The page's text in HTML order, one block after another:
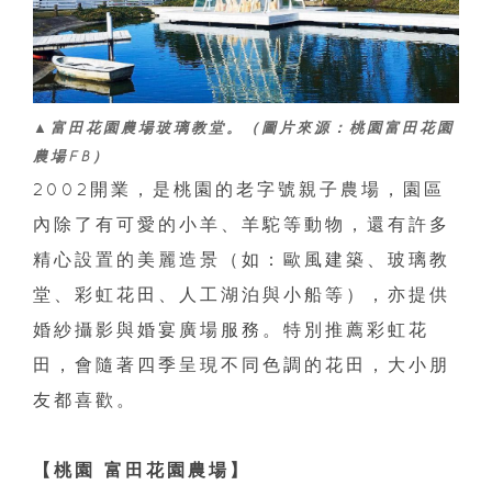
▲富田花園農場玻璃教堂。（圖片來源：桃園富田花園
農場FB）
2002開業，是桃園的老字號親子農場，園區
內除了有可愛的小羊、羊駝等動物，還有許多
精心設置的美麗造景（如：歐風建築、玻璃教
堂、彩虹花田、人工湖泊與小船等），亦提供
婚紗攝影與婚宴廣場服務。特別推薦彩虹花
田，會隨著四季呈現不同色調的花田，大小朋
友都喜歡。
【桃園 富田花園農場】